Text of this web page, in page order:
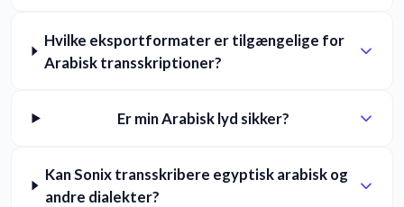
Hvilke eksportformater er tilgængelige for
Arabisk transskriptioner?
Er min Arabisk lyd sikker?
Kan Sonix transskribere egyptisk arabisk og
andre dialekter?